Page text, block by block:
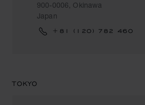
900-0006, Okinawa
Japan
+81 (120) 782 460
TOKYO